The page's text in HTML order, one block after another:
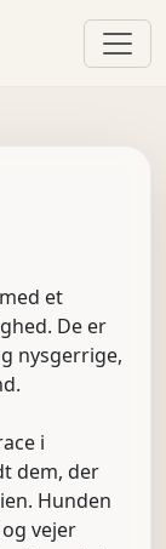
et
De er
nysgerrige,
i
dem, der
Hunden
vejer